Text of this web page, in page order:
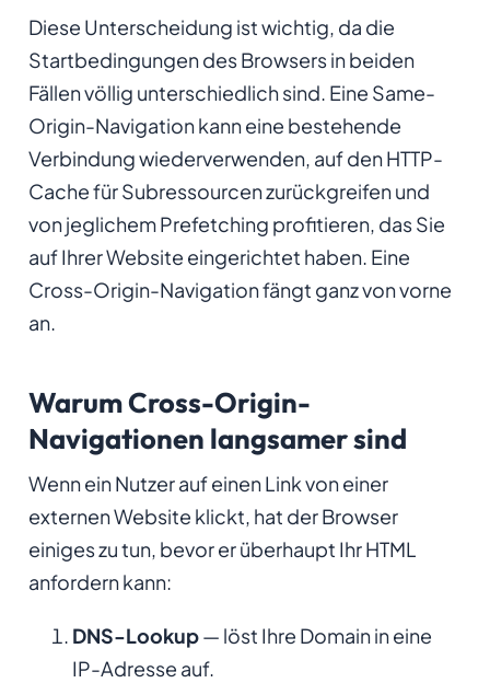
Diese Unterscheidung ist wichtig, da die
Startbedingungen des Browsers in beiden
Fällen völlig unterschiedlich sind. Eine Same-
Origin-Navigation kann eine bestehende
Verbindung wiederverwenden, auf den HTTP-
Cache für Subressourcen zurückgreifen und
von jeglichem Prefetching profitieren, das Sie
auf Ihrer Website eingerichtet haben. Eine
Cross-Origin-Navigation fängt ganz von vorne
an.
Warum Cross-Origin-
Navigationen langsamer sind
Wenn ein Nutzer auf einen Link von einer
externen Website klickt, hat der Browser
einiges zu tun, bevor er überhaupt Ihr HTML
anfordern kann:
DNS-Lookup— löst Ihre Domain in eine
IP-Adresse auf.